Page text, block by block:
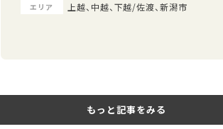
エリア 上越、中越、下越/佐渡、新潟市
もっと記事をみる